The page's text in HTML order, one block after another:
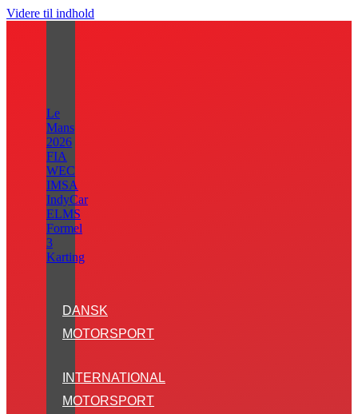
Videre til indhold
Le
Mans
2026
FIA
WEC
IMSA
IndyCar
ELMS
Formel
3
Karting
DANSK
MOTORSPORT
INTERNATIONAL
MOTORSPORT